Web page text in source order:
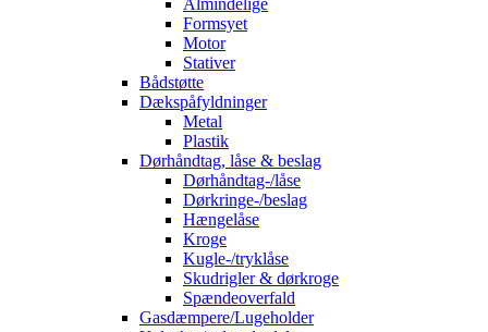
Almindelige
Formsyet
Motor
Stativer
Bådstøtte
Dækspåfyldninger
Metal
Plastik
Dørhåndtag, låse & beslag
Dørhåndtag-/låse
Dørkringe-/beslag
Hængelåse
Kroge
Kugle-/tryklåse
Skudrigler & dørkroge
Spændeoverfald
Gasdæmpere/Lugeholder